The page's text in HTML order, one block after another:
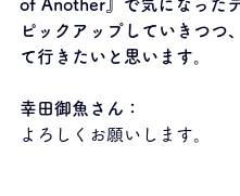
of Another』で気になった
ピックアップしていきつつ
て行きたいと思います。
幸田御魚さん：
よろしくお願いします。